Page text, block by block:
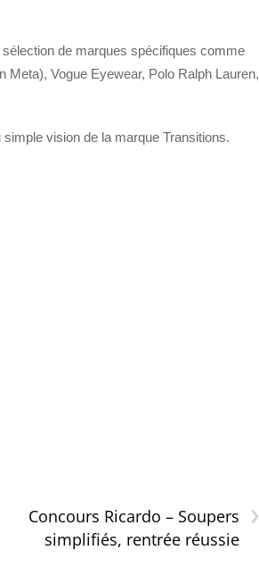
sélection de marques spécifiques comme
Meta), Vogue Eyewear, Polo Ralph Lauren,
vision de la marque Transitions.
›
Concours Ricardo – Soupers
simplifiés, rentrée réussie